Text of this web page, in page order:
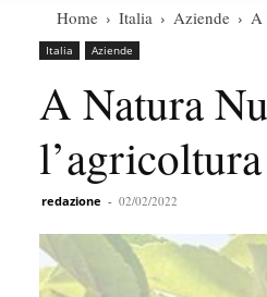
Home Italia Aziende A
Italia Aziende
A Natura
redazione - 02/02/2022